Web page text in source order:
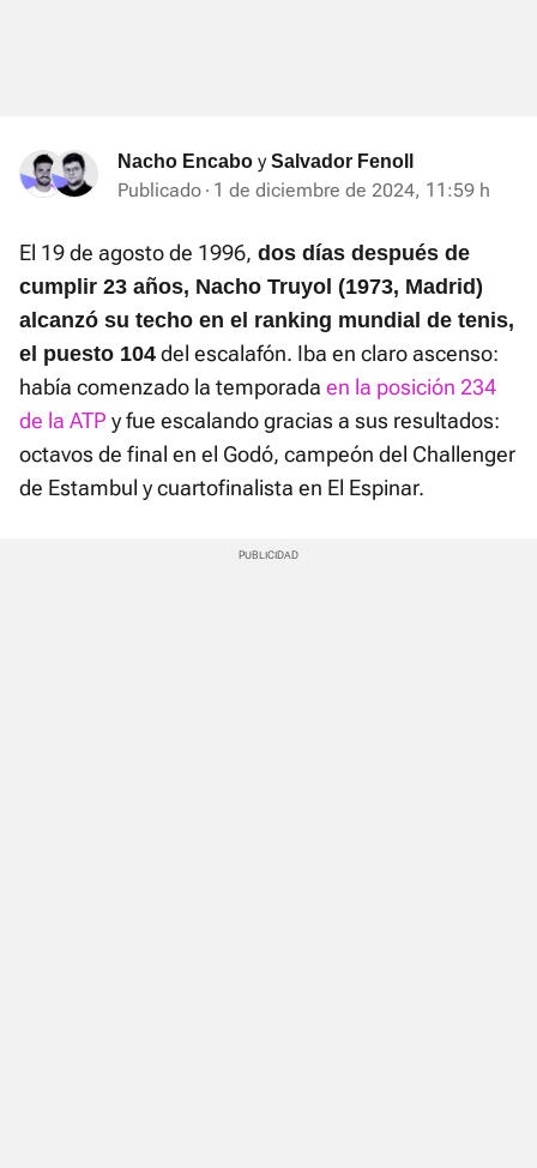
Nacho Encabo ySalvador Fenoll
Publicado 1 de diciembre de 2024, 11:59 h
El 19 de agosto de 1996, dos días después de
cumplir 23 años, Nacho Truyol (1973, Madrid)
alcanzó su techo en el ranking mundial de tenis,
el puesto 104 del escalafón. Iba en claro ascenso:
había comenzado la temporada en la posición 234
de la ATP y fue escalando gracias a sus resultados:
octavos de final en el Godó, campeón del Challenger
de Estambul y cuartofinalista en El Espinar.